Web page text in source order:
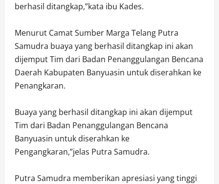
berhasil ditangkap,”kata ibu Kades.
Menurut Camat Sumber Marga Telang Putra
Samudra buaya yang berhasil ditangkap ini akan
dijemput Tim dari Badan Penanggulangan Bencana
Daerah Kabupaten Banyuasin untuk diserahkan ke
Penangkaran.
Buaya yang berhasil ditangkap ini akan dijemput
Tim dari Badan Penanggulangan Bencana
Banyuasin untuk diserahkan ke
Pengangkaran,”jelas Putra Samudra.
Putra Samudra memberikan apresiasi yang tinggi